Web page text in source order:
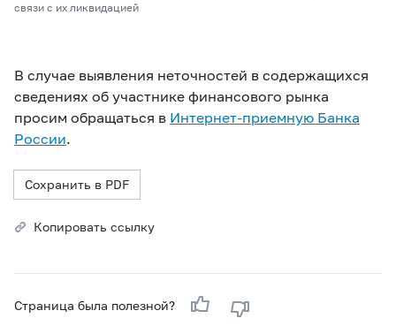
связи с их ликвидацией
В случае выявления неточностей в содержащихся
сведениях об участнике финансового рынка
просим обращаться в Интернет-приемную Банка
России.
Сохранить в PDF
Копировать ссылку
Страница была полезной?